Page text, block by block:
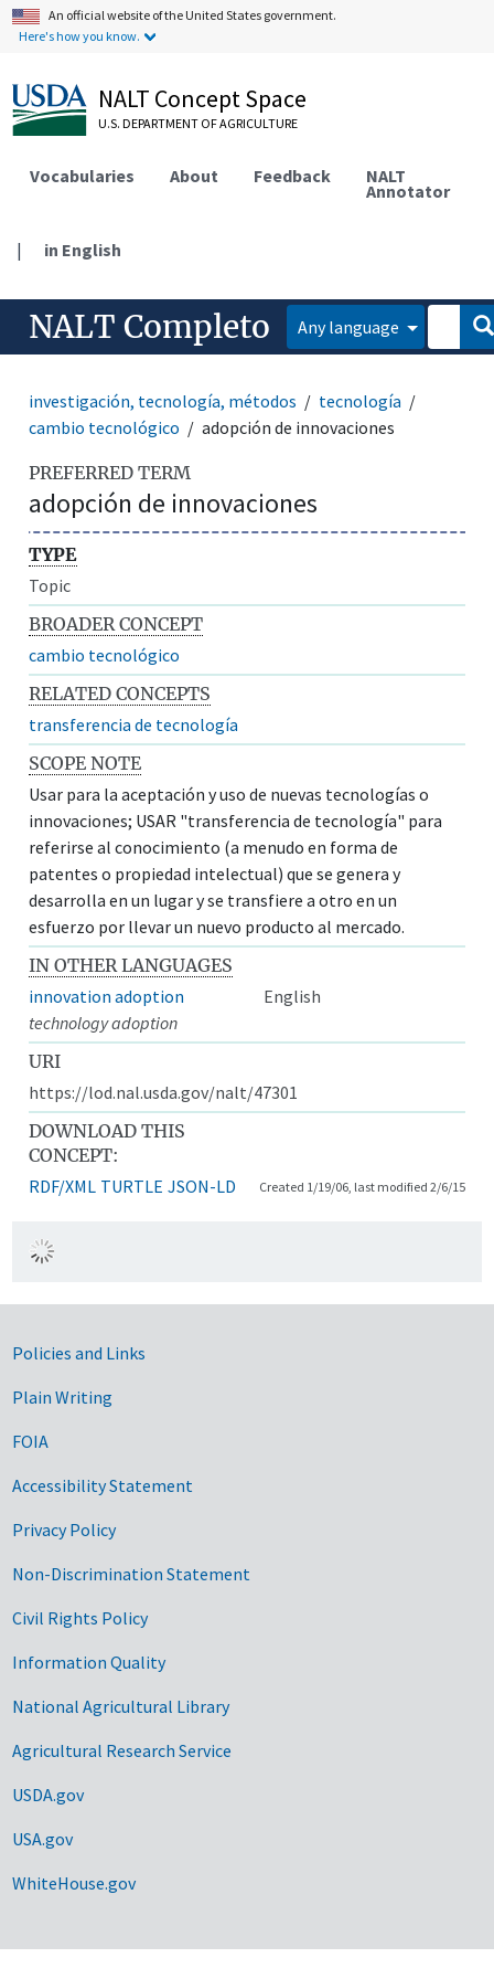
An official website of the United States government.
Here's how you know.
NALT Concept Space
U.S. DEPARTMENT OF AGRICULTURE
Vocabularies About Feedback NALT
Annotator
| in English
NALT Completo Any language
investigación, tecnología, métodos
tecnología
cambio tecnológico
adopción de innovaciones
PREFERRED TERM
adopción de innovaciones
TYPE
Topic
BROADER CONCEPT
cambio tecnológico
RELATED CONCEPTS
transferencia de tecnología
SCOPE NOTE
Usar para la aceptación y uso de nuevas tecnologías o
innovaciones; USAR "transferencia de tecnología" para
referirse al conocimiento (a menudo en forma de
patentes o propiedad intelectual) que se genera y
desarrolla en un lugar y se transfiere a otro en un
esfuerzo por llevar un nuevo producto al mercado.
IN OTHER LANGUAGES
innovation adoption
English
technology adoption
URI
https://lod.nal.usda.gov/nalt/47301
DOWNLOAD THIS
CONCEPT:
RDF/XML TURTLE JSON-LD Created 1/19/06, last modified 2/6/15
Government Links
Policies and Links
Plain Writing
FOIA
Accessibility Statement
Privacy Policy
Non-Discrimination Statement
Civil Rights Policy
Information Quality
National Agricultural Library
Agricultural Research Service
USDA.gov
USA.gov
WhiteHouse.gov